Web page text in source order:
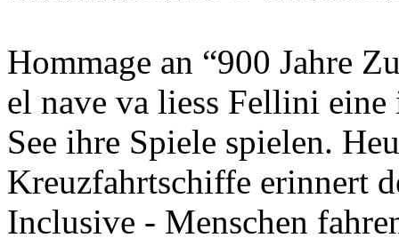
Hommage an “900 Jahre
el nave va liess Fellini
See ihre Spiele spielen.
Kreuzfahrtschiffe erinnert
Inclusive - Menschen